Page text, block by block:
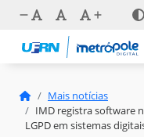
Mais notícias
IMD registra software
LGPD em sistemas